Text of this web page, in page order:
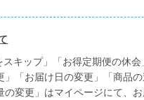
スキップ」「お得定期便の休会
」「お届け日の変更」「商品
の変更」はマイページにて、